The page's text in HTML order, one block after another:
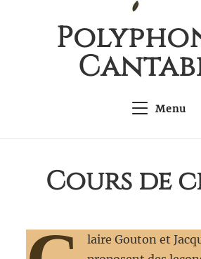
Menu
Cours de
laire Gouton et